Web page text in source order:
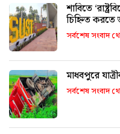
শাবিতে
চিহ্নিত করতে
সর্বশেষ সংবাদ
মাধবপুরে
সর্বশেষ সংবাদ